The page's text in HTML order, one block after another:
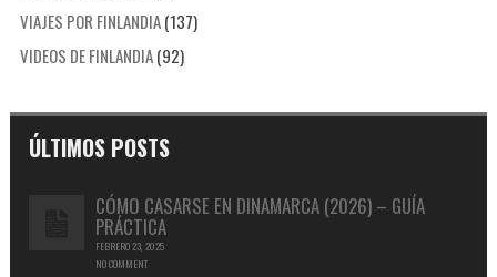
VIAJES POR FINLANDIA(137)
VIDEOS DE FINLANDIA(92)
ÚLTIMOS POSTS
CÓMO CASARSE EN DINAMARCA (2026) – GUÍA
PRÁCTICA
FEBRERO 23, 2025
NO COMMENT